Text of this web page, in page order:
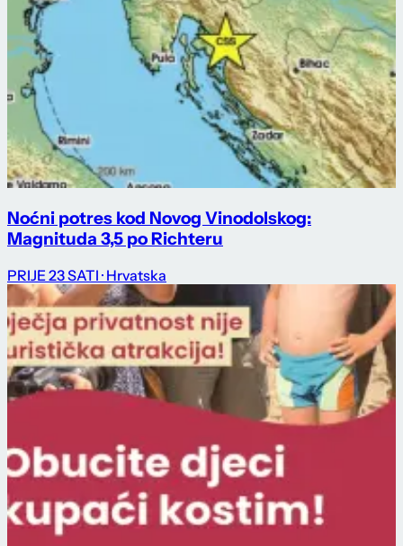
Noćni potres kod Novog Vinodolskog:
Magnituda 3,5 po Richteru
PRIJE 23 SATI · Hrvatska